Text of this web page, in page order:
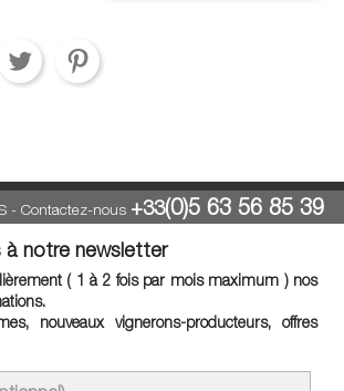
- Contactez-nous +33(0)5 63 56 85 39
à notre newsletter
( 1 à 2 fois par mois maximum ) nos
nouveaux vignerons-producteurs, offres